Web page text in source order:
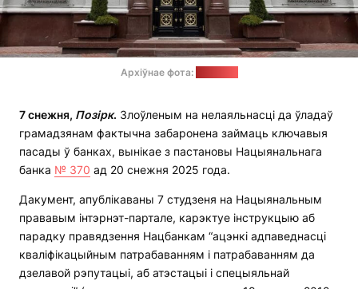
Архіўнае фота:
7 снежня, Позірк. Злоўленым на нелаяльнасці да ўладаў
грамадзянам фактычна забаронена займаць ключавыя
пасады ў банках, вынікае з пастановы Нацыянальнага
банка № 370 ад 20 снежня 2025 года.
Дакумент, апублікаваны 7 студзеня на Нацыянальным
прававым інтэрнэт-партале, карэктуе інструкцыю аб
парадку правядзення Нацбанкам “ацэнкі адпаведнасці
кваліфікацыйным патрабаванням і патрабаванням да
дзелавой рэпутацыі, аб атэстацыі і спецыяльнай